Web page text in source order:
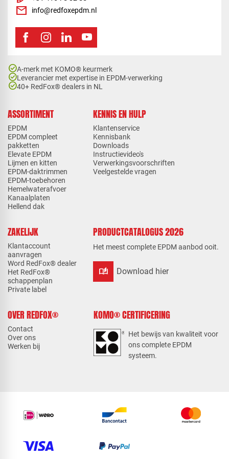
ASSORTIMENT
EPDM
EPDM compleet
pakketten
Elevate EPDM
Lijmen en kitten
EPDM-daktrimmen
EPDM-toebehoren
Hemelwaterafvoer
Kanaalplaten
Hellend dak
KENNIS EN HULP
Klantenservice
Kennisbank
Downloads
Instructievideo's
Verwerkingsvoorschriften
Veelgestelde vragen
ZAKELIJK
Klantaccount
aanvragen
Word RedFox® dealer
Het RedFox®
schappenplan
Private label
PRODUCTCATALOGUS 2026
Het meest complete EPDM aanbod ooit.
auto_stories Download hier
OVER REDFOX®
Contact
Over ons
Werken bij
KOMO® CERTIFICERING
Het bewijs van kwaliteit voor
ons complete EPDM
systeem.
mail info@redfoxepdm.nl
check_circleA-merk met KOMO® keurmerk
check_circleLeverancier met expertise in EPDM-verwerking
check_circle40+ RedFox® dealers in NL